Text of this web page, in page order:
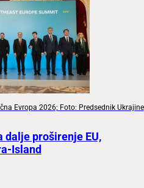
Evropa 2026; Foto: Predsednik Ukrajine
dalje proširenje EU,
Island